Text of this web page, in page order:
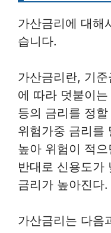
가산금리에 대해
습니다.
가산금리란, 기
에 따라 덧붙이
등의 금리를 정
위험가중 금리를
높아 위험이 적
반대로 신용도가
금리가 높아진다.
가산금리는 다음